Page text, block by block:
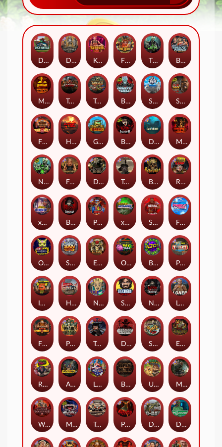
Nexus Blood & Shadow
Seamen
Duck Hunters Fire in the Hole 3
Dead, Dead, or Deader
Highway to Hell
Brute Force
Home of the Brave
Mental 2
Tombstone Slaughter San Quentin 2: Death Row
Blood & Shadow
Blood & Shadow 2
Mental
Munchies
Skate or Die
Stockholm Syndrome
The Crypt
Apocalypse Super xNudge
Outsourced
Punk Rocker 2
Deadwood R.I.P
Beheaded
Bangkok Hilton
Brute Force: Alien Onslaught
Nexus The Crypt
Gator Hunters
Loner
Kenneth Must Die
Tombstone RIP
Fire in the Hole 2
Outsourced: Payday
Tanked
Fire In The Hole xBomb
Tombstone No Mercy
Folsom Prison
Roadkill
Das xBoot
Road Rage
xWays Hoarder 2
Nine To Five
El Pasa Gunfight xNudge
Land of the Free
Brick Snake 2000
Warrior Graveyard xNudge
Flight Mode
Evil Goblins xBomb
San Quentin xWays
Serial
Punk Toilet
Possessed Disturbed
Pearl Harbor
Infectious 5 xWays
Dead Canary
Misery Mining
True Grit Redemption
xWays Hoarder xSplit
D Day
Ugliest Catch